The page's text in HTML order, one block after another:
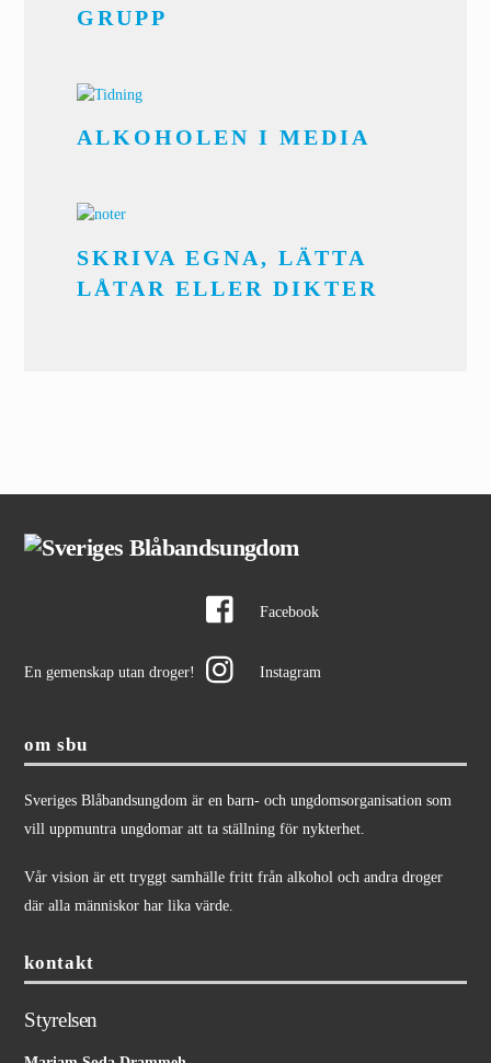
GRUPP
ALKOHOLEN I MEDIA
SKRIVA EGNA, LÄTTA
LÅTAR ELLER DIKTER
En gemenskap utan droger!
Facebook
Instagram
om sbu
Sveriges Blåbandsungdom är en barn- och ungdomsorganisation som
vill uppmuntra ungdomar att ta ställning för nykterhet.
Vår vision är ett tryggt samhälle fritt från alkohol och andra droger
där alla människor har lika värde.
kontakt
Styrelsen